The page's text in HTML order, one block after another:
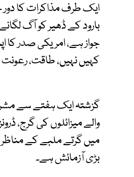
ایک طرف مذاکرات کا دور
بارود کے ڈھیر کو آگ
جواز ہے، امریکی صدر
کہیں نہیں، طاقت، رعونت
گزشتہ ایک ہفتے سے
والے میزائلوں کی گرج،
میں گرتے ملبے کے
بڑی آزمائش ہے۔